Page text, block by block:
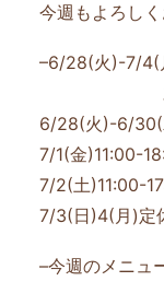
今週もよろし
–6/28(火)-7/4(
スケジ
6/28(火)-6/30(
7/1(金)11:00-
7/2(土)11:00-
7/3(日)4(月)定
–今週のメニュ